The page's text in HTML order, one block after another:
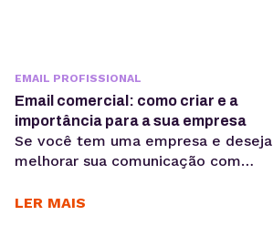
EMAIL PROFISSIONAL
Email comercial: como criar e a
importância para a sua empresa
Se você tem uma empresa e deseja
melhorar sua comunicação com
fornecedores, então precisa
LER MAIS